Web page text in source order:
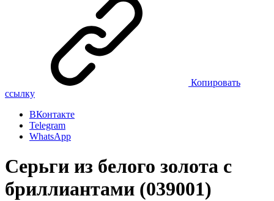
Копировать
ссылку
ВКонтакте
Telegram
WhatsApp
Серьги из белого золота с
бриллиантами (039001)